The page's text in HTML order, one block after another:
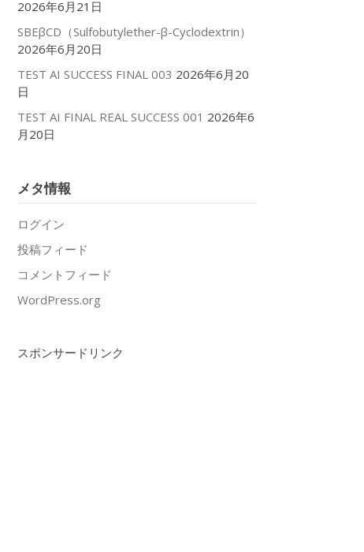
2026年6月21日
SBEβCD（Sulfobutylether-β-Cyclodextrin）
2026年6月20日
TEST AI SUCCESS FINAL 003 2026年6月20
日
TEST AI FINAL REAL SUCCESS 001 2026年6
月20日
メタ情報
ログイン
投稿フィード
コメントフィード
WordPress.org
スポンサードリンク